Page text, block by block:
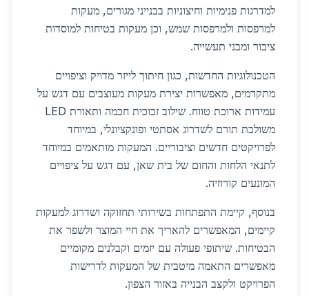
למדרגות פנימיות וחיצוניות בבנייני מגורים, מעקות
למרפסות ולמרפסות שמש, וכן מעקות בטיחות למוסדות
ציבור ומבני תעשייה.
הטכנולוגיות החדשות, כגון חיתוך לייזר מדויק וציפויים
מתקדמים, מאפשרות יצירת מעקות מעוצבים עם דגש על
עמידות ארוכת טווח. שילוב זכוכית חכמה ותאורת LED
משולבת תורם לשדרוג אסתטי ופונקציונלי, במיוחד
לפרויקטים חדשים וציבוריים. המעקות מותאמים במיוחד
לתנאי הלחות והחום של בית שאן, עם דגש על ציפויים
המונעים קורוזיה.
בנוסף, קיימת התפתחות בשירותי תחזוקה ושדרוג למעקות
קיימים, המאפשרים להאריך את חיי המוצר ולשפר את
הבטיחות. שיתופי פעולה עם יזמים וקבלנים מקומיים
מאפשרים התאמה מיטבית של המעקות לדרישות
הפרויקט ולקצב הבנייה באזור הצפון.